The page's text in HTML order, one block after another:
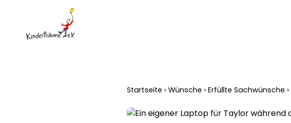
Startseite › Wünsche › Erfüllte Sachwünsche ›